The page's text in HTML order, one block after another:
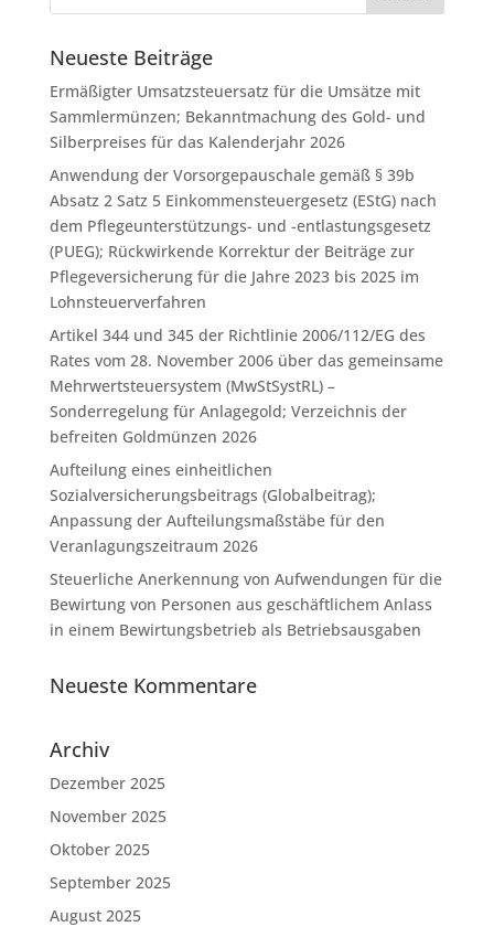
Neueste Beiträge
Ermäßigter Umsatzsteuersatz für die Umsätze mit
Sammlermünzen; Bekanntmachung des Gold- und
Silberpreises für das Kalenderjahr 2026
Anwendung der Vorsorgepauschale gemäß § 39b
Absatz 2 Satz 5 Einkommensteuergesetz (EStG) nach
dem Pflegeunterstützungs- und -entlastungsgesetz
(PUEG); Rückwirkende Korrektur der Beiträge zur
Pflegeversicherung für die Jahre 2023 bis 2025 im
Lohnsteuerverfahren
Artikel 344 und 345 der Richtlinie 2006/112/EG des
Rates vom 28. November 2006 über das gemeinsame
Mehrwertsteuersystem (MwStSystRL) –
Sonderregelung für Anlagegold; Verzeichnis der
befreiten Goldmünzen 2026
Aufteilung eines einheitlichen
Sozialversicherungsbeitrags (Globalbeitrag);
Anpassung der Aufteilungsmaßstäbe für den
Veranlagungszeitraum 2026
Steuerliche Anerkennung von Aufwendungen für die
Bewirtung von Personen aus geschäftlichem Anlass
in einem Bewirtungsbetrieb als Betriebsausgaben
Neueste Kommentare
Archiv
Dezember 2025
November 2025
Oktober 2025
September 2025
August 2025